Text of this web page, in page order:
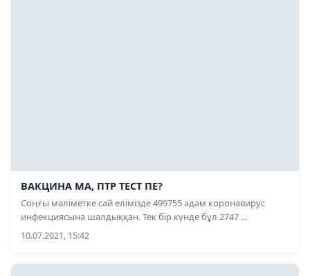
ВАКЦИНА МА, ПТР ТЕСТ ПЕ?
Соңғы мәліметке сай елімізде 499755 адам коронавирус
инфекциясына шалдыққан. Тек бір күнде бұл 2747 ...
10.07.2021, 15:42